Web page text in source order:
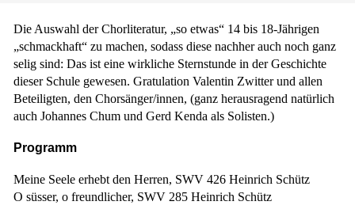
Die Auswahl der Chorliteratur, „so etwas“ 14 bis 18-Jährigen
„schmackhaft“ zu machen, sodass diese nachher auch noch ganz
selig sind: Das ist eine wirkliche Sternstunde in der Geschichte
dieser Schule gewesen. Gratulation Valentin Zwitter und allen
Beteiligten, den Chorsänger/innen, (ganz herausragend natürlich
auch Johannes Chum und Gerd Kenda als Solisten.)
Programm
Meine Seele erhebt den Herren, SWV 426 Heinrich Schütz
O süsser, o freundlicher, SWV 285 Heinrich Schütz